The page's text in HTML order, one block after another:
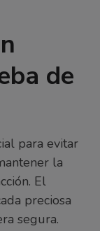
de
para evitar
la
El
preciosa
segura.